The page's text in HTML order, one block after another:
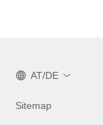
AT/DE
Sitemap